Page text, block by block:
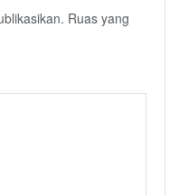
Ruas yang